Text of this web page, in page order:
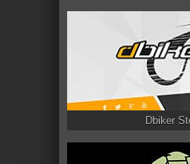
Dbiker